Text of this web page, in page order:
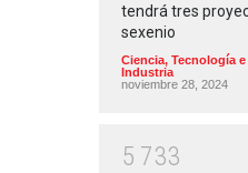
tendrá tres
sexenio
Ciencia, Tecnología
Industria
noviembre 28, 2024
5 733